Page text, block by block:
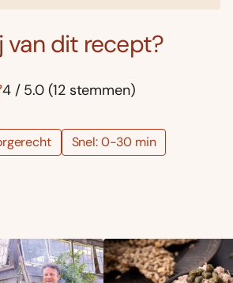
van dit recept?
4 / 5.0 (12 stemmen)
Snel: 0-30 min